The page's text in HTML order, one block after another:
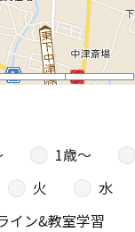
1歳〜
火 水
イン&教室学習